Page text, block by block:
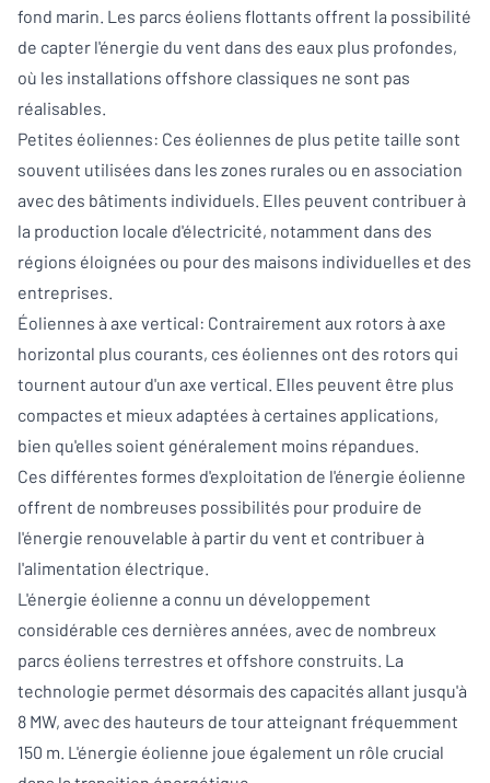
fond marin. Les parcs éoliens flottants offrent la possibilité
de capter l'énergie du vent dans des eaux plus profondes,
où les installations offshore classiques ne sont pas
réalisables.
Petites éoliennes: Ces éoliennes de plus petite taille sont
souvent utilisées dans les zones rurales ou en association
avec des bâtiments individuels. Elles peuvent contribuer à
la production locale d'électricité, notamment dans des
régions éloignées ou pour des maisons individuelles et des
entreprises.
Éoliennes à axe vertical: Contrairement aux rotors à axe
horizontal plus courants, ces éoliennes ont des rotors qui
tournent autour d'un axe vertical. Elles peuvent être plus
compactes et mieux adaptées à certaines applications,
bien qu'elles soient généralement moins répandues.
Ces différentes formes d'exploitation de l'énergie éolienne
offrent de nombreuses possibilités pour produire de
l'énergie renouvelable à partir du vent et contribuer à
l'alimentation électrique.
L'énergie éolienne a connu un développement
considérable ces dernières années, avec de nombreux
parcs éoliens terrestres et offshore construits. La
technologie permet désormais des capacités allant jusqu'à
8 MW, avec des hauteurs de tour atteignant fréquemment
150 m. L'énergie éolienne joue également un rôle crucial